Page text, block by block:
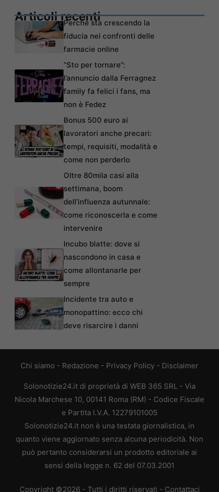
Articoli recentiPerché sta crescendo la
fiducia nei confronti delle
farmacie online
“Sto per tornare”:
l’annuncio dalla Ferragnez
family fa felici i fans, ma
non è Fedez
Bonus 500 euro ai
lavoratori anche precari:
tempi, requisiti, modalità e
come non perderlo
Oltre 80mila casi alla
settimana, boom
dell’influenza autunnale:
come riconoscerla e come
intervenire
Incubo blatte: dove si
nascondono in casa e
come allontanarle per
sempre
Incidente tra auto e
monopattino: ecco chi
deve risarcire i danni
Chi siamo - Redazione - Privacy Policy - Disclaimer
Solonotizie24.it di proprietà di WEB 365 SRL - Via
Nicola Marchese 10, 00141 Roma (RM) - Codice Fiscale
e Partita I.V.A. 12279101005
Solonotizie24.it non è una testata giornalistica, in
quanto viene aggiornato senza alcuna periodicità. Non
può pertanto considerarsi un prodotto editoriale ai
sensi della legge n. 62 del 07.03.2001
Copyright ©2026 - Tutti i diritti riservati - Contattaci